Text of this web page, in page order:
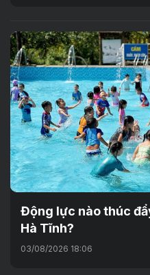
Động lực nào thúc
Hà Tĩnh?
03/08/2026 18:06